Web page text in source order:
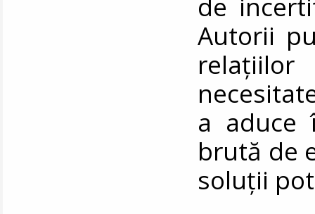
Autorii
a aduce
brută de
soluții